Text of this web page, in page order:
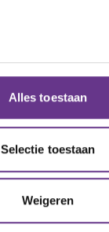
Alles toestaan
Selectie toestaan
Weigeren